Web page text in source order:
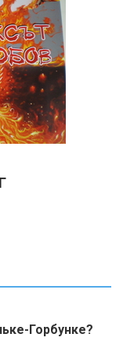
Горбунке?